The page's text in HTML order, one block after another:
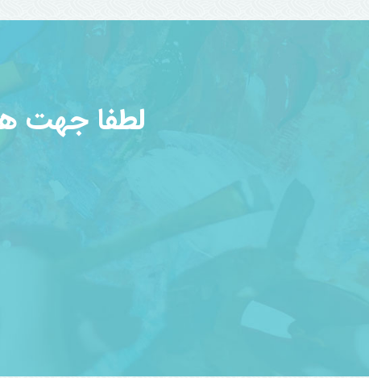
لطفا جهت